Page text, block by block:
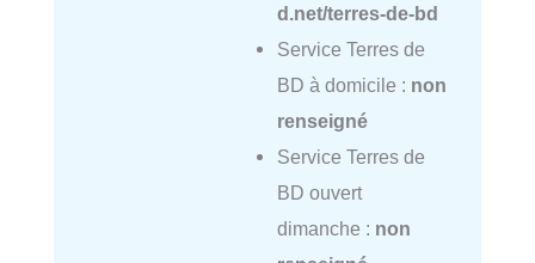
d.net/terres-de-bd
Service Terres de
BD à domicile : non
renseigné
Service Terres de
BD ouvert
dimanche : non